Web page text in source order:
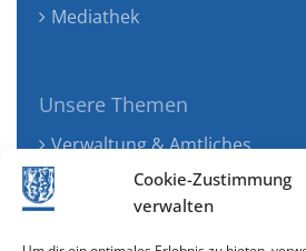
Cookie-Zustimmung
verwalten
Mediathek
Unsere Themen
Verwaltung & Amtliches
Jugend, Familie & Gesundheit
Tourismus, Freizeit & Ökologie